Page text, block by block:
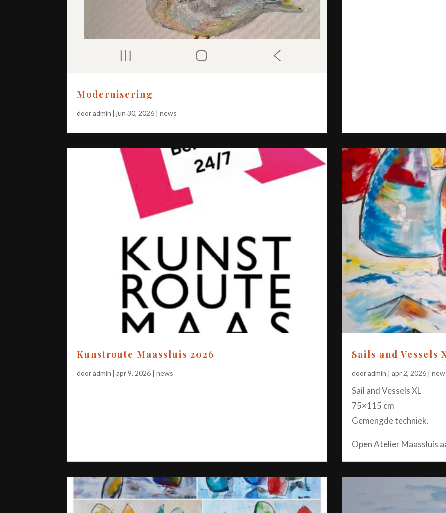
Modernisering
dooradmin |jun 30, 2026 |news
Kunstroute Maassluis 2026
dooradmin |apr 9, 2026 |news
Sails and Vessels
dooradmin | apr 2, 2026 |
Sail and Vessels XL
75×115 cm
Gemengde techniek.
Open Atelier Maassluis